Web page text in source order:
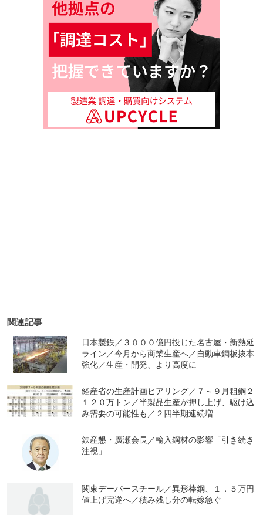
関連記事
日本製鉄／３０００億円投じた名古屋・新熱延
ライン／今月から商業生産へ／自動車鋼板抜本
強化／生産・開発、より高度に
経産省の生産計画ヒアリング／７～９月粗鋼２
１２０万トン／半製品生産が押し上げ、駆け込
み需要の可能性も／２四半期連続増
鉄産懇・廣瀬会長／輸入鋼材の影響「引き続き
注視」
関東デーバースチール／異形棒鋼、１．５万円
値上げ完遂へ／積み残し分の転嫁急ぐ